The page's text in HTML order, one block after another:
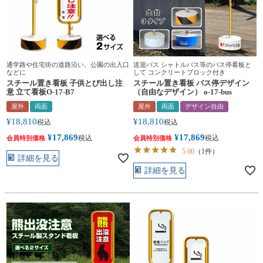
通学路や住宅街の道路沿い、公園の出入口
などに
スチール置き看板 子供とび出し注
意 立て看板O-17-B7
屋外 両面
¥18,810税込
会員特別価格 ¥17,869税込
詳細を見る
送迎バス シャトルバス等のバス停看板と
して コンクリートブロック付き
スチール置き看板 バス停デザイン
（自由なデザイン） o-17-bus
屋外 両面 デザイン自由
¥18,810税込
会員特別価格 ¥17,869税込
5.00 （1件）
詳細を見る